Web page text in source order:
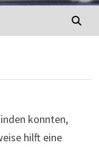
konnten,
hilft eine